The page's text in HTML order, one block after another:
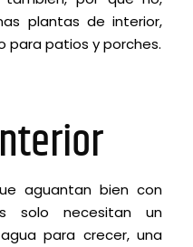
plantas de interior,
patios y porches.
aguantan bien con
solo necesitan un
para crecer, una